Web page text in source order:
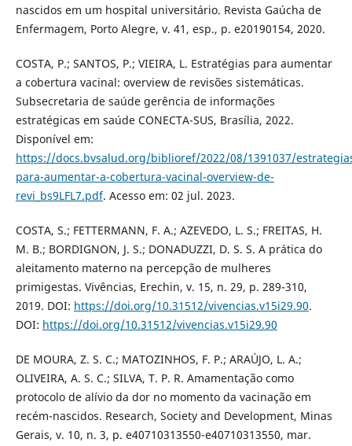
nascidos em um hospital universitário. Revista Gaúcha de
Enfermagem, Porto Alegre, v. 41, esp., p. e20190154, 2020.
COSTA, P.; SANTOS, P.; VIEIRA, L. Estratégias para aumentar
a cobertura vacinal: overview de revisões sistemáticas.
Subsecretaria de saúde gerência de informações
estratégicas em saúde CONECTA-SUS, Brasília, 2022.
Disponível em:
https://docs.bvsalud.org/biblioref/2022/08/1391037/
para-aumentar-a-cobertura-vacinal-overview-de-
revi_bs9LFL7.pdf. Acesso em: 02 jul. 2023.
COSTA, S.; FETTERMANN, F. A.; AZEVEDO, L. S.; FREITAS, H.
M. B.; BORDIGNON, J. S.; DONADUZZI, D. S. S. A prática do
aleitamento materno na percepção de mulheres
primigestas. Vivências, Erechin, v. 15, n. 29, p. 289-310,
2019. DOI: https://doi.org/10.31512/vivencias.v15i29.90.
DOI: https://doi.org/10.31512/vivencias.v15i29.90
DE MOURA, Z. S. C.; MATOZINHOS, F. P.; ARAÚJO, L. A.;
OLIVEIRA, A. S. C.; SILVA, T. P. R. Amamentação como
protocolo de alívio da dor no momento da vacinação em
recém-nascidos. Research, Society and Development, Minas
Gerais, v. 10, n. 3, p. e40710313550-e40710313550, mar.